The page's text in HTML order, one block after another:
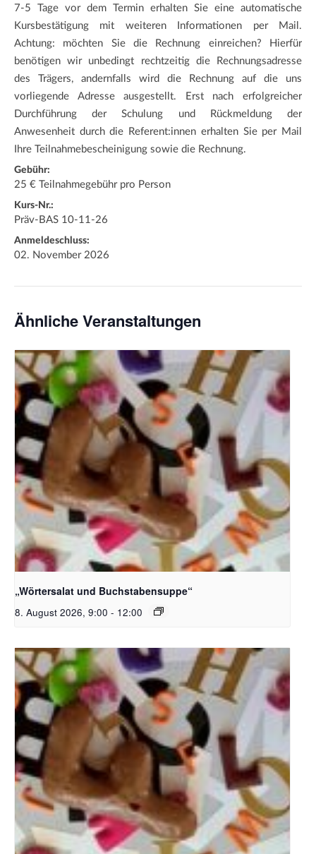
7-5 Tage vor dem Termin erhalten Sie eine automatische
Kursbestätigung mit weiteren Informationen per Mail.
Achtung: möchten Sie die Rechnung einreichen? Hierfür
benötigen wir unbedingt rechtzeitig die Rechnungsadresse
des Trägers, andernfalls wird die Rechnung auf die uns
vorliegende Adresse ausgestellt. Erst nach erfolgreicher
Durchführung der Schulung und Rückmeldung der
Anwesenheit durch die Referent:innen erhalten Sie per Mail
Ihre Teilnahmebescheinigung sowie die Rechnung.
Gebühr:
25 € Teilnahmegebühr pro Person
Kurs-Nr.:
Präv-BAS 10-11-26
Anmeldeschluss:
02. November 2026
Ähnliche Veranstaltungen
Bildquelle_ Pixabay Free_Christoph Meinersmann
„Wörtersalat und Buchstabensuppe“
8. August 2026, 9:00 - 12:00